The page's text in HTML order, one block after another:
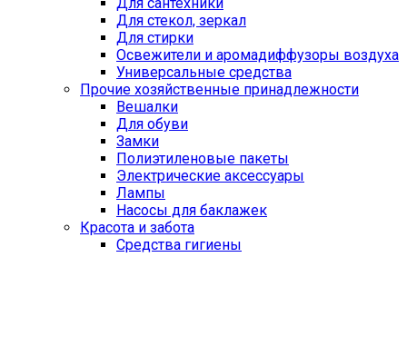
Для сантехники
Для стекол, зеркал
Для стирки
Освежители и аромадиффузоры воздуха
Универсальные средства
Прочие хозяйственные принадлежности
Вешалки
Для обуви
Замки
Полиэтиленовые пакеты
Электрические аксессуары
Лампы
Насосы для баклажек
Красота и забота
Средства гигиены